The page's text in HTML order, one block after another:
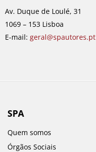
o
k
r
a
m
i
n
Av. Duque de Loulé, 31
1069 – 153 Lisboa
E-mail: geral@spautores.pt
SPA
Quem somos
Órgãos Sociais